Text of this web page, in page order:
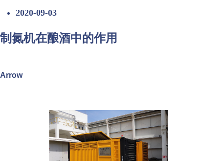
2020-09-03
制氮机在酿酒中的作用
Arrow